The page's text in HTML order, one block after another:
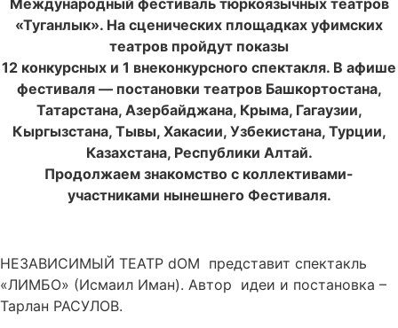
Международный фестиваль тюркоязычных театров
«Туганлык». На сценических площадках уфимских
театров пройдут показы
12 конкурсных и 1 внеконкурсного спектакля. В афише
фестиваля — постановки театров Башкортостана,
Татарстана, Азербайджана, Крыма, Гагаузии,
Кыргызстана, Тывы, Хакасии, Узбекистана, Турции,
Казахстана, Республики Алтай.
Продолжаем знакомство с коллективами-
участниками нынешнего Фестиваля.
НЕЗАВИСИМЫЙ ТЕАТР dOM представит спектакль
«ЛИМБО» (Исмаил Иман). Автор идеи и постановка –
Тарлан РАСУЛОВ.